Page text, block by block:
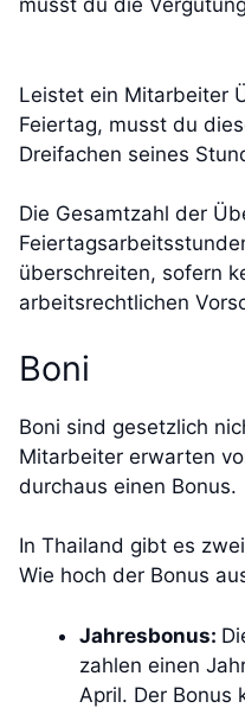
musst du die
Leistet ein Mitarbeiter
Feiertag, musst du
Dreifachen seines
Die Gesamtzahl der
überschreiten, sofern
arbeitsrechtlichen
Boni
Boni sind gesetzlich
Mitarbeiter erwarten
durchaus einen Bonus.
In Thailand gibt es
Wie hoch der Bonus
Jahresbonus:
zahlen einen
April. Der Bonus